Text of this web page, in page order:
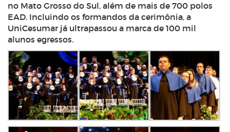
no Mato Grosso do Sul, além de mais de 700 polos
EAD. Incluindo os formandos da cerimônia, a
UniCesumar já ultrapassou a marca de 100 mil
alunos egressos.